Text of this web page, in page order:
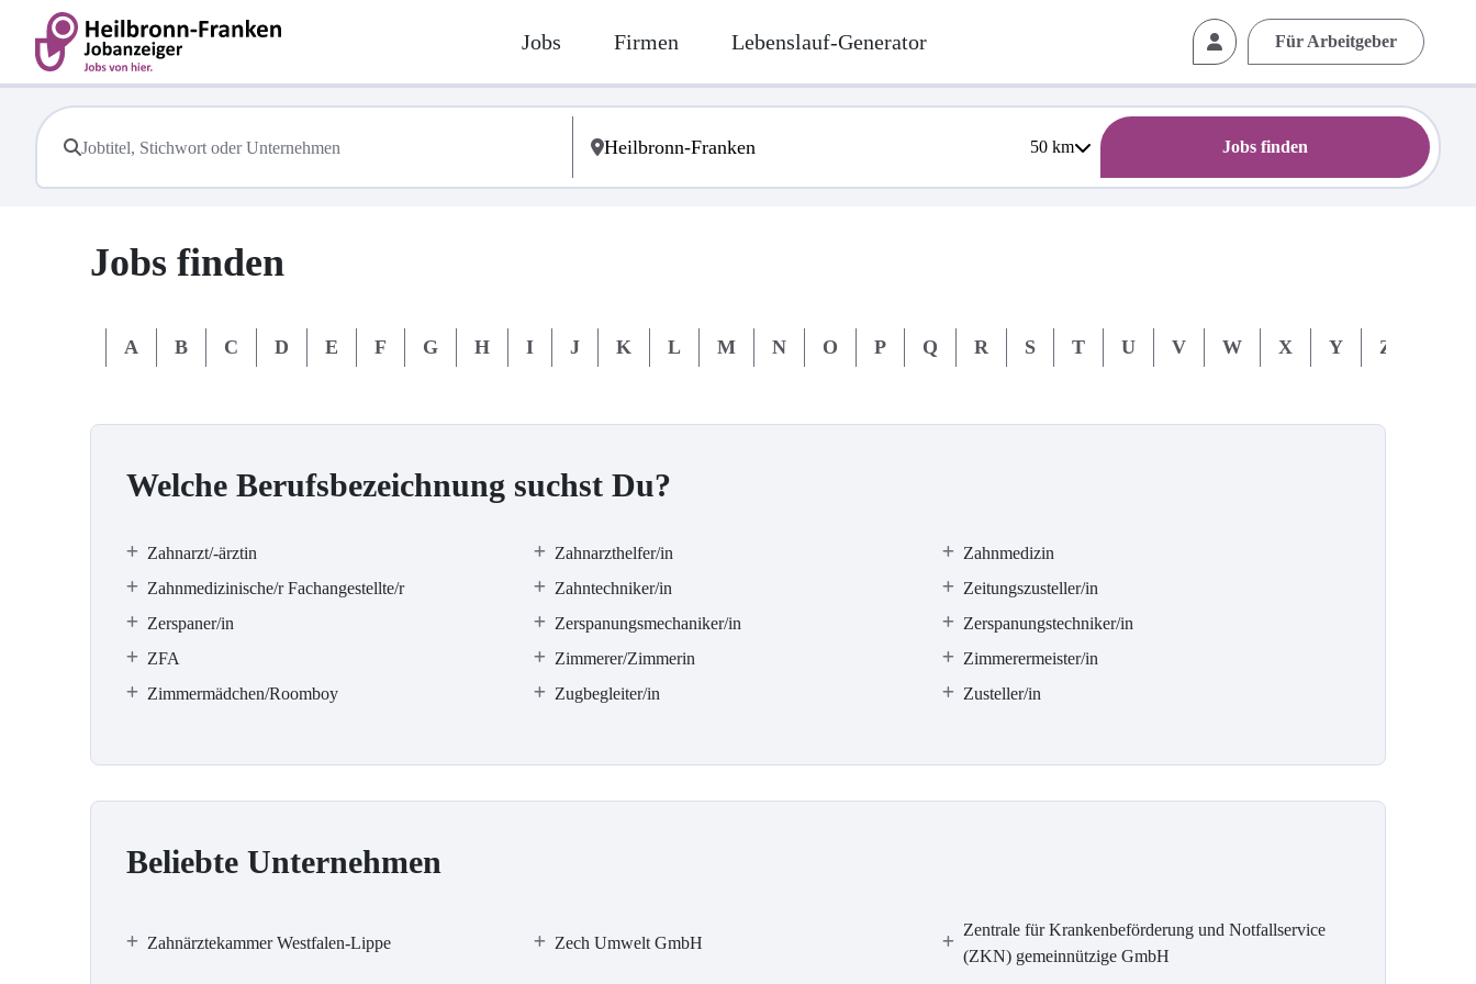
Jobs Firmen Lebenslauf-Generator Für Arbeitgeber
50km Jobs finden
Jobs finden
A B C D E F G H I J K L M N O P Q R S T U V W X Y Z
Welche Berufsbezeichnung suchst Du?
Zahnarzt/-ärztin Zahnarzthelfer/in
Zahnmedizin
Zahnmedizinische/r Fachangestellte/r
Zahntechniker/in
Zeitungszusteller/in
Zerspaner/in
Zerspanungsmechaniker/in
Zerspanungstechniker/in
ZFA
Zimmerer/Zimmerin
Zimmerermeister/in
Zimmermädchen/Roomboy
Zugbegleiter/in Zusteller/in
Beliebte Unternehmen
Zahnärztekammer Westfalen-Lippe Zech Umwelt GmbH
Zentrale für Krankenbeförderung und Notfallservice
(ZKN) gemeinnützige GmbH